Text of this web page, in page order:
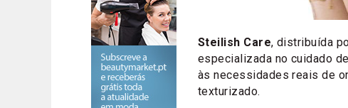
Steilish Care, distribuída
especializada no cuidado
às necessidades reais de
texturizado.